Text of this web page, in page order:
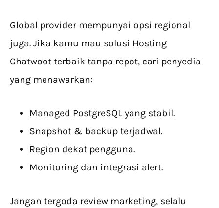
Global provider mempunyai opsi regional
juga. Jika kamu mau solusi Hosting
Chatwoot terbaik tanpa repot, cari penyedia
yang menawarkan:
Managed PostgreSQL yang stabil.
Snapshot & backup terjadwal.
Region dekat pengguna.
Monitoring dan integrasi alert.
Jangan tergoda review marketing, selalu